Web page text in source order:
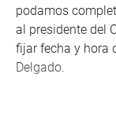
podamos
al presidente del
fijar fecha y hora
Delgado.